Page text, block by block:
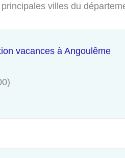
villes du
vacances à Angoulême